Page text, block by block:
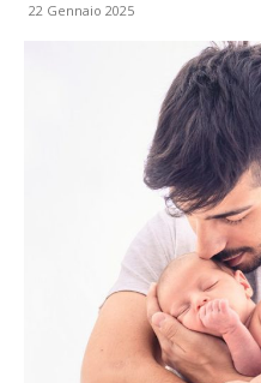
22 Gennaio 2025